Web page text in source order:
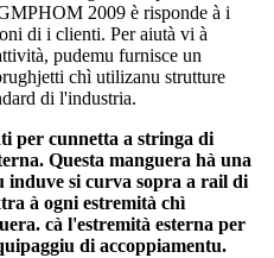
2009 è risponde à i
di i clienti. Per aiutà vi à
pudemu furnisce un
chì utilizanu strutture
di l'industria.
per cunnetta a stringa di
Questa manguera hà una
induve si curva sopra a rail di
à ogni estremità chì
cà l'estremità esterna per
di accoppiamentu.